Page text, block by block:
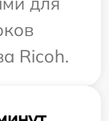
Ricoh.